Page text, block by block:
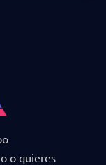
o quieres